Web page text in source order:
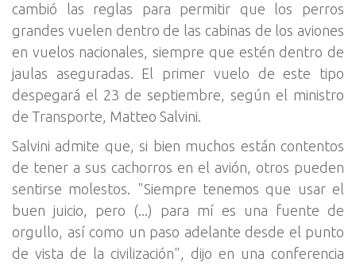
cambió las reglas para permitir que los perros
grandes vuelen dentro de las cabinas de los aviones
en vuelos nacionales, siempre que estén dentro de
jaulas aseguradas. El primer vuelo de este tipo
despegará el 23 de septiembre, según el ministro
de Transporte, Matteo Salvini.
Salvini admite que, si bien muchos están contentos
de tener a sus cachorros en el avión, otros pueden
sentirse molestos. "Siempre tenemos que usar el
buen juicio, pero (...) para mí es una fuente de
orgullo, así como un paso adelante desde el punto
de vista de la civilización", dijo en una conferencia